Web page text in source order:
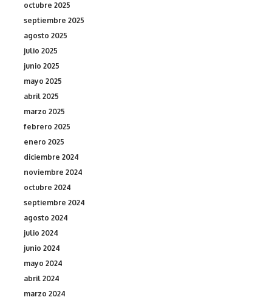
octubre 2025
septiembre 2025
agosto 2025
julio 2025
junio 2025
mayo 2025
abril 2025
marzo 2025
febrero 2025
enero 2025
diciembre 2024
noviembre 2024
octubre 2024
septiembre 2024
agosto 2024
julio 2024
junio 2024
mayo 2024
abril 2024
marzo 2024